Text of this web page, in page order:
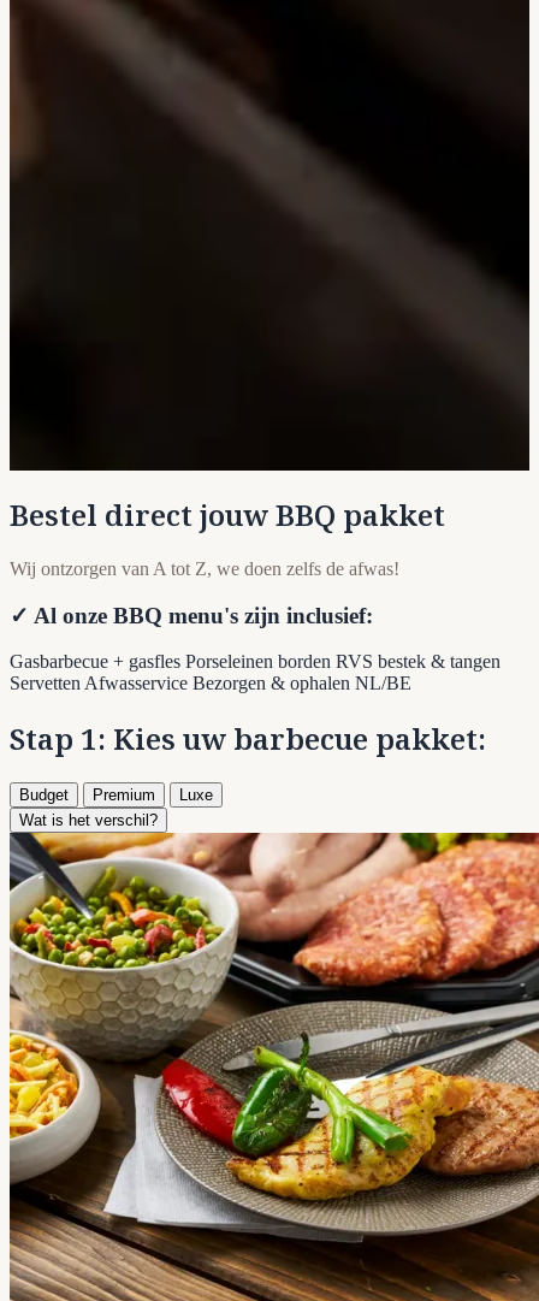
Bestel direct jouw BBQ pakket
Wij ontzorgen van A tot Z, we doen zelfs de afwas!
✓ Al onze BBQ menu's zijn inclusief:
Gasbarbecue + gasfles Porseleinen borden RVS bestek & tangen
ServettenAfwasservice Bezorgen & ophalen NL/BE
Stap 1: Kies uw barbecue pakket:
Budget Premium
Luxe
Wat is het verschil?